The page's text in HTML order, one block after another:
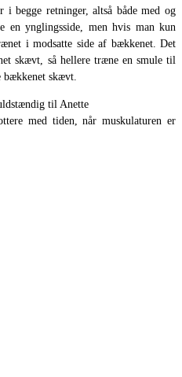
begge retninger, altså både med og
en ynglingsside, men hvis man kun
i modsatte side af bækkenet. Det
skævt, så hellere træne en smule til
bækkenet skævt.
til Anette
med tiden, når muskulaturen er